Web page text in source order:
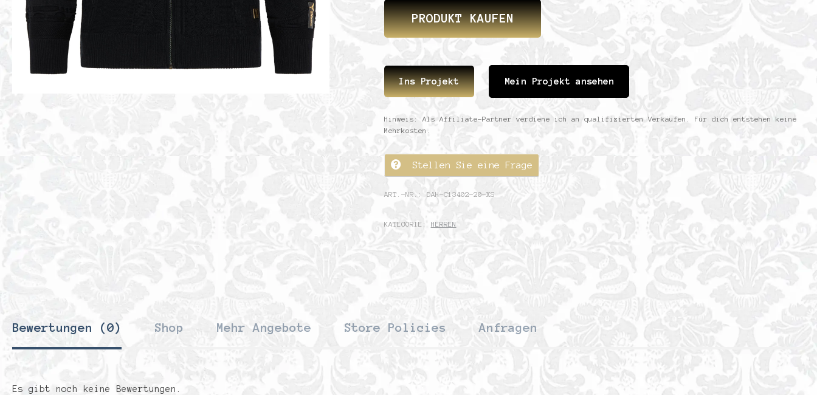
PRODUKT KAUFEN
Ins Projekt Mein Projekt ansehen
Hinweis: Als Affiliate-Partner verdiene ich an qualifizierten Verkäufen. Für dich entstehen keine
Mehrkosten.
Stellen Sie eine Frage
ART.-NR.: DAH-C13402-20-XS
KATEGORIE: HERREN
Bewertungen (0) Shop Mehr Angebote Store Policies Anfragen
Es gibt noch keine Bewertungen.